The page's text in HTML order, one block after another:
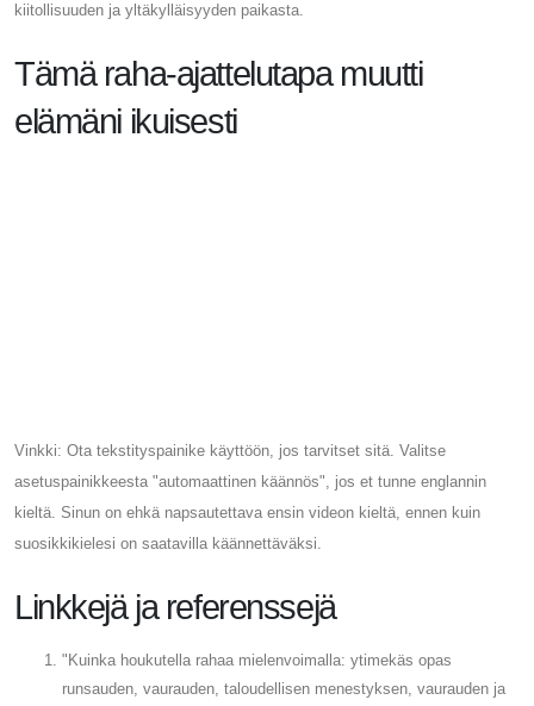
kiitollisuuden ja yltäkylläisyyden paikasta.
Tämä raha-ajattelutapa muutti
elämäni ikuisesti
Vinkki: Ota tekstityspainike käyttöön, jos tarvitset sitä. Valitse
asetuspainikkeesta "automaattinen käännös", jos et tunne englannin
kieltä. Sinun on ehkä napsautettava ensin videon kieltä, ennen kuin
suosikkikielesi on saatavilla käännettäväksi.
Linkkejä ja referenssejä
"Kuinka houkutella rahaa mielenvoimalla: ytimekäs opas
runsauden, vaurauden, taloudellisen menestyksen, vaurauden ja